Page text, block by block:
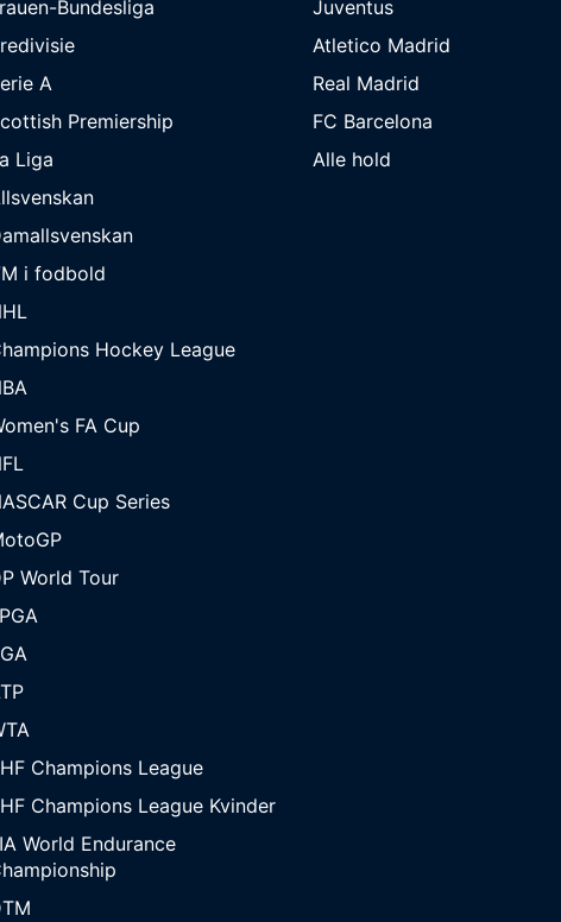
Bundesliga
A
Premiership
Liga
i fodbold
Hockey League
FA Cup
Cup Series
World Tour
Champions League
Champions League Kvinder
World Endurance
Juventus
Atletico Madrid
Real Madrid
FC Barcelona
Alle hold